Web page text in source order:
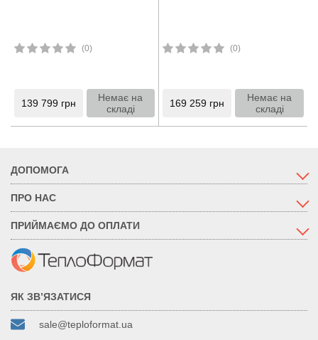
(0)
139 799 грн
Немає на
складі
(0)
169 259 грн
Немає на
складі
ДОПОМОГА
ПРО НАС
ПРИЙМАЄМО ДО ОПЛАТИ
ЯК ЗВ’ЯЗАТИСЯ
sale@teploformat.ua